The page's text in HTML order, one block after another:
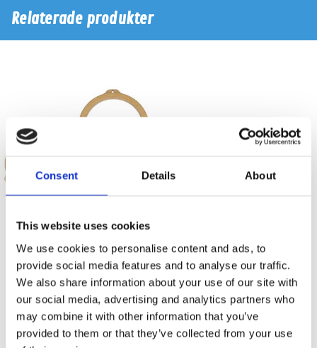
Consent Details About
This website uses cookies
We use cookies to personalise content and ads, to
provide social media features and to analyse our traffic.
We also share information about your use of our site with
our social media, advertising and analytics partners who
may combine it with other information that you’ve
provided to them or that they’ve collected from your use
Relaterade produkter
165mm
Distansring till Opel Astra H
Hos leverantör 3+ dagar
249 kr/paket
Monteringsram FP-13-04
Hos leverantör 3+ dagar
195 kr